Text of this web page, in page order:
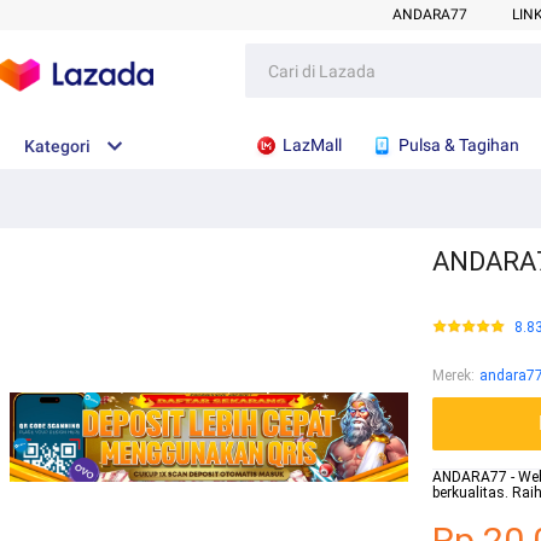
ANDARA77
Kategori LazMall Pulsa & Tagihan
Merek:
ANDARA77 -
berkualitas.